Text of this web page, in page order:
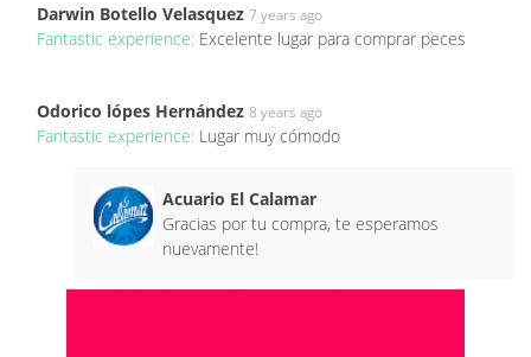
Darwin Botello Velasquez 7 years ago
Fantastic experience: Excelente lugar para comprar peces
Odorico lópes Hernández 8 years ago
Fantastic experience: Lugar muy cómodo
Acuario El Calamar
Gracias por tu compra, te esperamos
nuevamente!